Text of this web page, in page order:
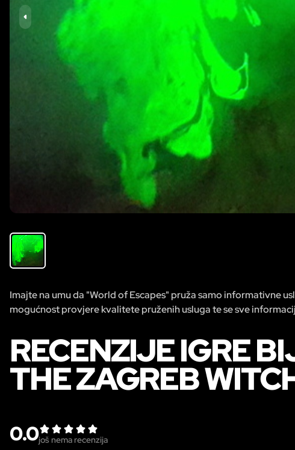
Imajte na umu da "World of Escapes" pruža samo informativne
mogućnost provjere kvalitete pruženih usluga te se sve
RECENZIJE IGRE
THE ZAGREB
0.0još nema recenzija